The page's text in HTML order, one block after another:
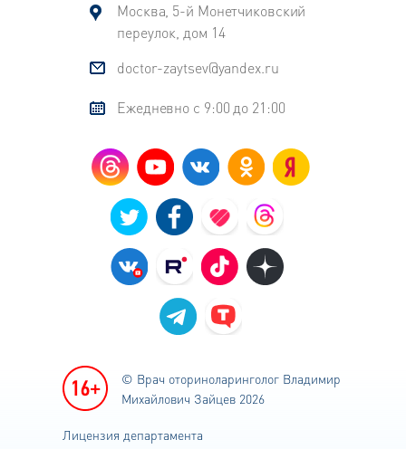
Москва, 5-й Монетчиковский
переулок, дом 14
doctor-zaytsev@yandex.ru
Ежедневно с 9:00 до 21:00
© Врач оториноларинголог Владимир
Михайлович Зайцев 2026
Лицензия департамента